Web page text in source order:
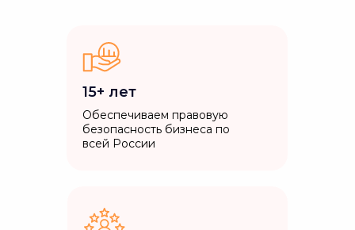
Обеспечиваем правовую
безопасность бизнеса по
всей России
15+ лет